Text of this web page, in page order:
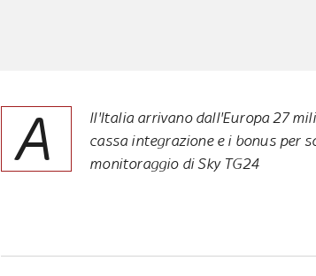
A
ll'Italia arrivano dall'Europa 27
cassa integrazione e i bonus per
monitoraggio di Sky TG24